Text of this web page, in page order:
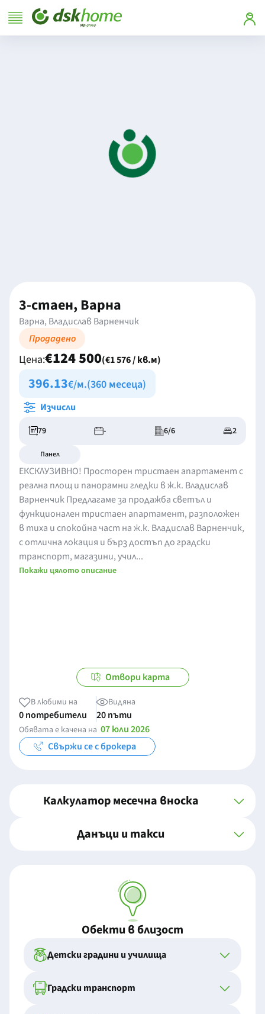
3-стаен, Варна
Варна, Владислав Варненчик
Продадено
Цена:€124 500(€1 576 / кв.м)
396.13€/м.(360 месеца)
Изчисли
79 - 6/6 2
Панел
ЕКСКЛУЗИВНО! Просторен тристаен апартамент с
реална площ и панорамни гледки в ж.к. Владислав
Варненчик Предлагаме за продажба светъл и
функционален тристаен апартамент, разположен
в тиха и спокойна част на ж.к. Владислав Варненчик,
с отлична локация и бърз достъп до градски
транспорт, магазини, учил...
Покажи цялото описание
Отвори карта
В любими на
0 потребители
Видяна
20 пъти
Обявата е качена на 07 юли 2026
Свържи се с брокера
Калкулатор месечна вноска
Данъци и такси
Обекти в близост
Детски градини и училища
Градски транспорт